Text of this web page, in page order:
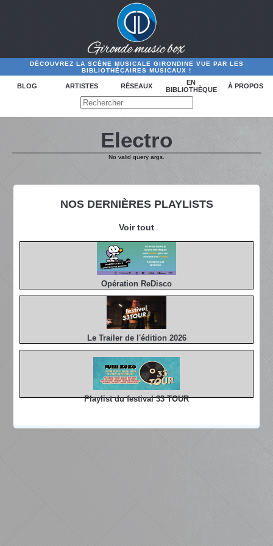
DÉCOUVREZ LA SCÈNE MUSICALE GIRONDINE VUE PAR LES
BIBLIOTHÉCAIRES MUSICAUX !
BLOG ARTISTES RÉSEAUX
EN
BIBLIOTHÈQUE
À PROPOS
NOS DERNIÈRES PLAYLISTS
Voir tout
Opération ReDisco
Le Trailer de l'édition 2026
Playlist du festival 33 TOUR
Electro
No valid query args.